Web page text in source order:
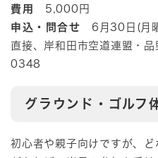
費用
5,000円
申込・問合せ 6月30日(月
直接、岸和田市空道連盟・
0348
グラウンド・ゴルフ
初心者や親子向けですが、